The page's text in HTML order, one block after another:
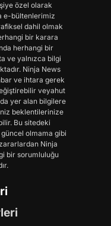
özel olarak
e-bültenlerimiz
dahil olmak
bir karara
herhangi bir
ve yalnızca bilgi
Ninja News
ve ihtara gerek
veyahut
yer alan bilgilere
beklentilerinize
Bu sitedeki
olmama gibi
Ninja
bir sorumluluğu